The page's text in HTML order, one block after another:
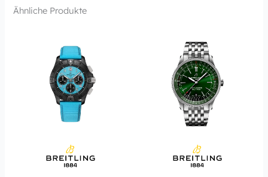
Ähnliche Produkte